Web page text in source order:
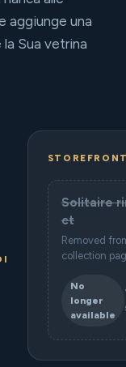
aggiunge una
la Sua vetrina
Solitaire
ct
Removed
collection
No
longer
available